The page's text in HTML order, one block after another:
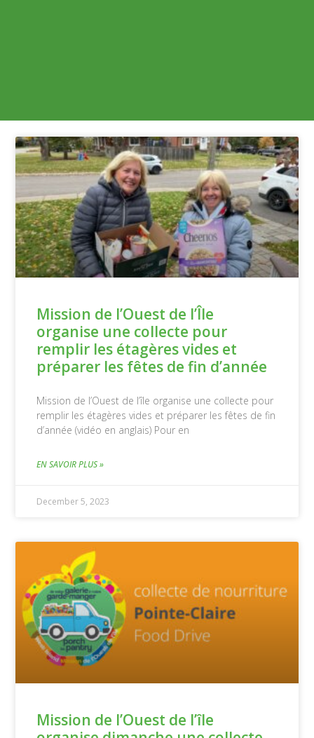
Mission de l’Ouest de l’Île
organise une collecte pour
remplir les étagères vides et
préparer les fêtes de fin d’année
Mission de l’Ouest de l’île organise une collecte pour
remplir les étagères vides et préparer les fêtes de fin
d’année (vidéo en anglais) Pour en
EN SAVOIR PLUS »
December 5, 2023
Mission de l’Ouest de l’île